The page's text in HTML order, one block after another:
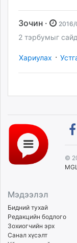
Зочин ·
2 тэрбумыг
Хариулах ·
©
Мэдээлэл
Бидний тухай
Редакцийн бодлого
Зохиогчийн эрх
Санал хүсэлт